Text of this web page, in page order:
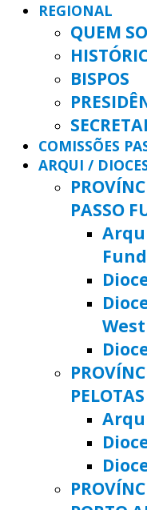
REGIONAL
QUEM
BISPOS
COMISSÕES
ARQUI /
PASSO
PELOTAS